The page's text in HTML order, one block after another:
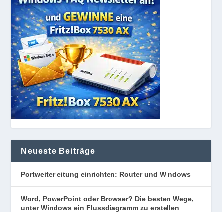
Neueste Beiträge
Portweiterleitung einrichten: Router und Windows
Word, PowerPoint oder Browser? Die besten Wege,
unter Windows ein Flussdiagramm zu erstellen